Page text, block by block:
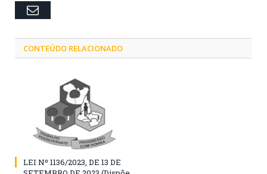
Email
CONTEÚDO RELACIONADO
LEI Nº 1136/2023, DE 13 DE